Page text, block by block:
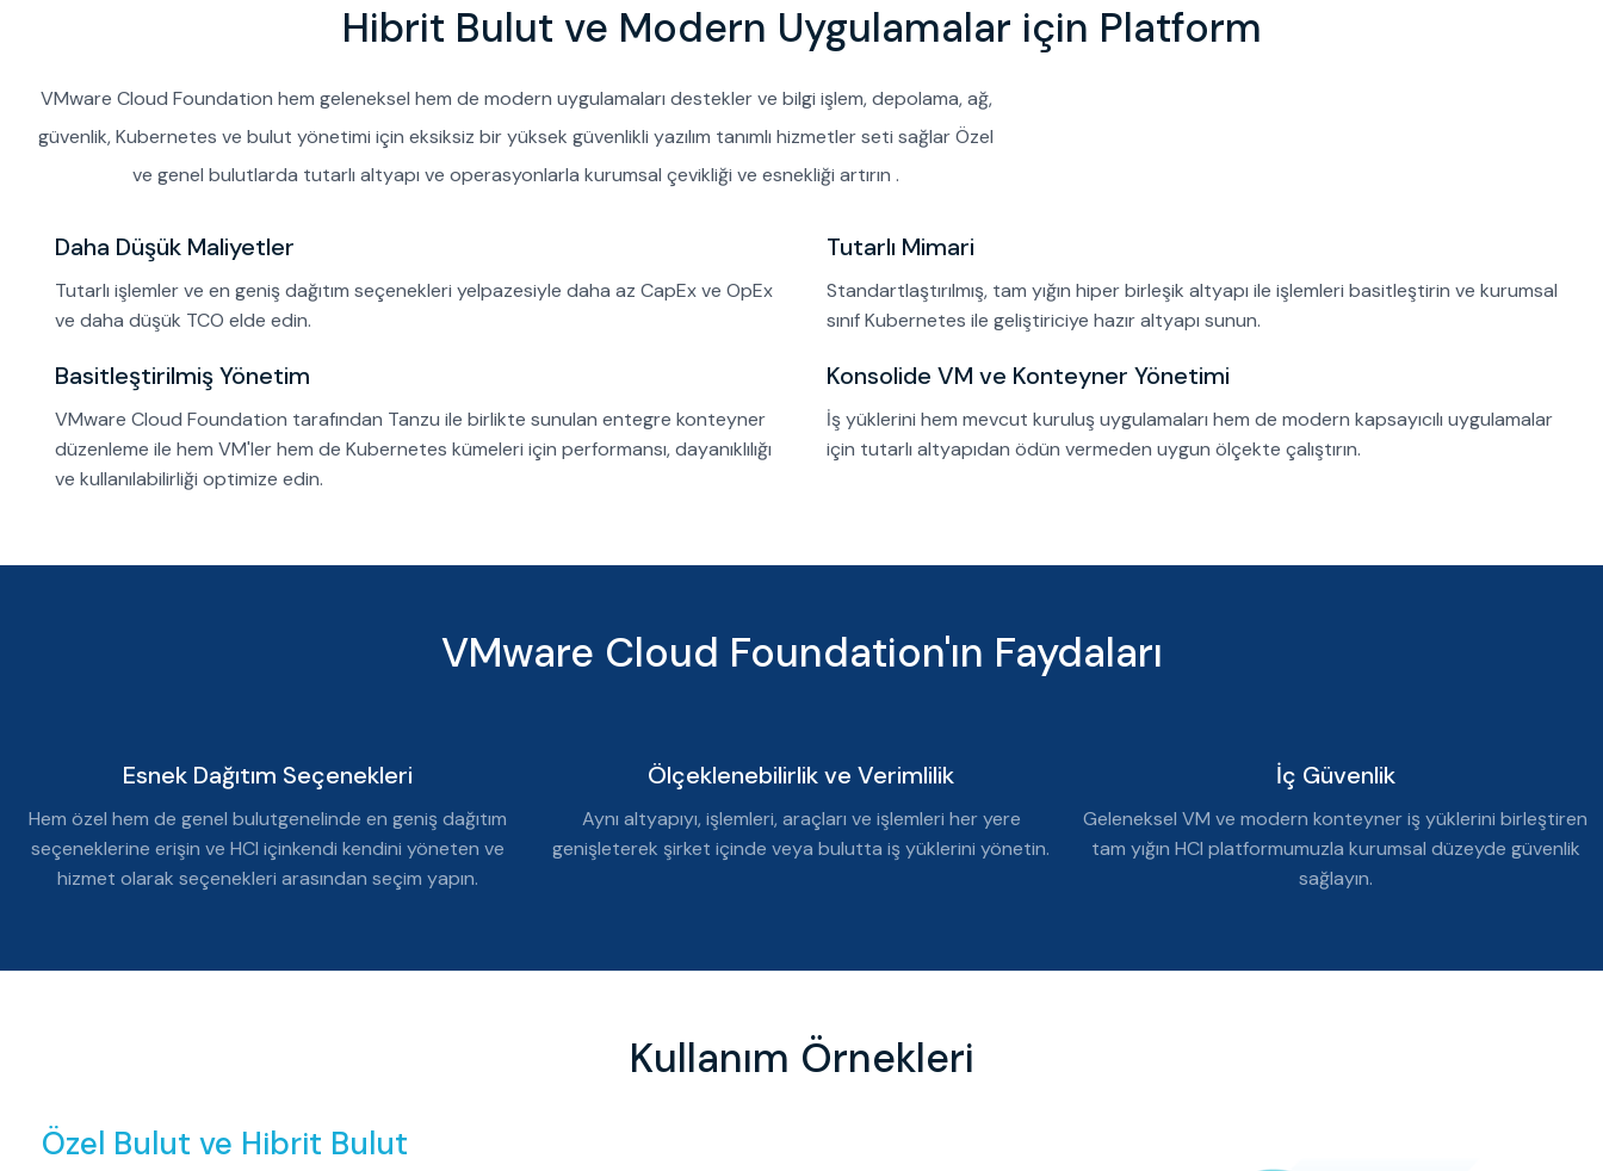
Hibrit Bulut ve Modern Uygulamalar için Platform
VMware Cloud Foundation hem geleneksel hem de modern uygulamaları destekler ve bilgi işlem, depolama, ağ,
güvenlik, Kubernetes ve bulut yönetimi için eksiksiz bir yüksek güvenlikli yazılım tanımlı hizmetler seti sağlar Özel
ve genel bulutlarda tutarlı altyapı ve operasyonlarla kurumsal çevikliği ve esnekliği artırın .
Daha Düşük Maliyetler
Tutarlı işlemler ve en geniş dağıtım seçenekleri yelpazesiyle daha az CapEx ve OpEx
ve daha düşük TCO elde edin.
Basitleştirilmiş Yönetim
VMware Cloud Foundation tarafından Tanzu ile birlikte sunulan entegre konteyner
düzenleme ile hem VM'ler hem de Kubernetes kümeleri için performansı, dayanıklılığı
ve kullanılabilirliği optimize edin.
Tutarlı Mimari
Standartlaştırılmış, tam yığın hiper birleşik altyapı ile işlemleri basitleştirin ve kurumsal
sınıf Kubernetes ile geliştiriciye hazır altyapı sunun.
Konsolide VM ve Konteyner Yönetimi
İş yüklerini hem mevcut kuruluş uygulamaları hem de modern kapsayıcılı uygulamalar
için tutarlı altyapıdan ödün vermeden uygun ölçekte çalıştırın.
VMware Cloud Foundation'ın Faydaları
Esnek Dağıtım Seçenekleri
Hem özel hem de genel bulutgenelinde en geniş dağıtım
seçeneklerine erişin ve HCI içinkendi kendini yöneten ve
hizmet olarak seçenekleri arasından seçim yapın.
Ölçeklenebilirlik ve Verimlilik
Aynı altyapıyı, işlemleri, araçları ve işlemleri her yere
genişleterek şirket içinde veya bulutta iş yüklerini yönetin.
İç Güvenlik
Geleneksel VM ve modern konteyner iş yüklerini birleştiren
tam yığın HCI platformumuzla kurumsal düzeyde güvenlik
sağlayın.
Kullanım Örnekleri
Özel Bulut ve Hibrit Bulut